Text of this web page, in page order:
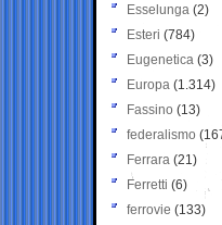
Esselunga (2)
Esteri (784)
Eugenetica (3)
Europa (1.314)
Fassino (13)
federalismo
Ferrara (21)
Ferretti (6)
ferrovie (133)